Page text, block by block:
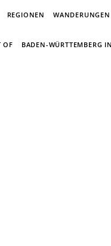
REGIONEN WANDERUNGEN
OF BADEN-WÜRTTEMBERG